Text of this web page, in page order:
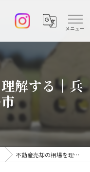
解する｜兵
不動産売却の相場を理解する｜兵庫県伊丹市